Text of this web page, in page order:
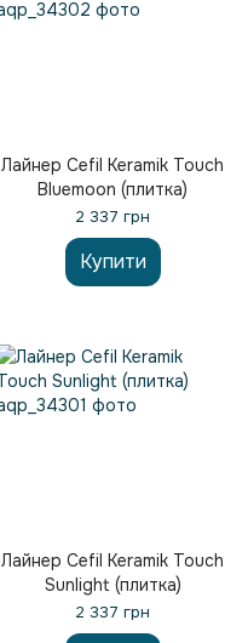
Лайнер Cefil Keramik Touch
Bluemoon (плитка)
2 337 грн
Купити
Лайнер Cefil Keramik Touch
Sunlight (плитка)
2 337 грн